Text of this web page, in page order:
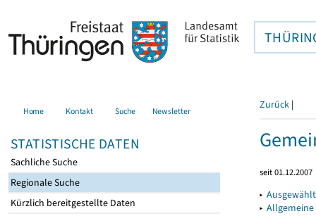
Home Kontakt Suche Newsletter
STATISTISCHE DATEN
Sachliche Suche
Regionale Suche
Kürzlich bereitgestellte Daten
Zurück |
seit 01.12.2007
▸
▸